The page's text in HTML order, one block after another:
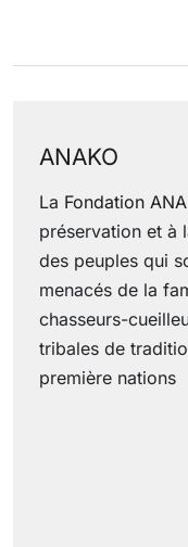
ANAKO
La Fondation
préservation et à
des peuples qui
menacés de la
chasseurs-
tribales de
première nations